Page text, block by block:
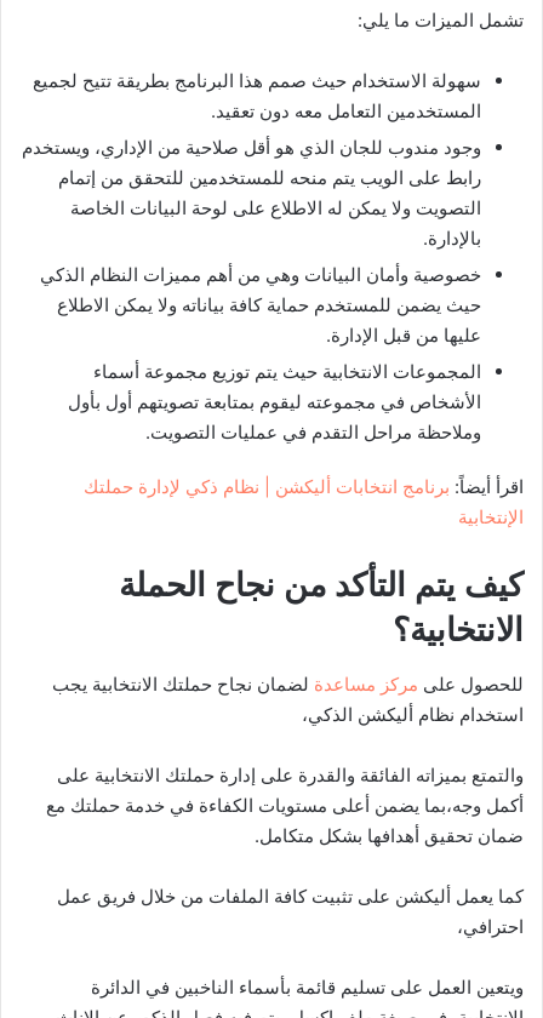
تشمل الميزات ما يلي:
سهولة الاستخدام حيث صمم هذا البرنامج بطريقة تتيح لجميع
المستخدمين التعامل معه دون تعقيد.
وجود مندوب للجان الذي هو أقل صلاحية من الإداري، ويستخدم
رابط على الويب يتم منحه للمستخدمين للتحقق من إتمام
التصويت ولا يمكن له الاطلاع على لوحة البيانات الخاصة
بالإدارة.
خصوصية وأمان البيانات وهي من أهم مميزات النظام الذكي
حيث يضمن للمستخدم حماية كافة بياناته ولا يمكن الاطلاع
عليها من قبل الإدارة.
المجموعات الانتخابية حيث يتم توزيع مجموعة أسماء
الأشخاص في مجموعته ليقوم بمتابعة تصويتهم أول بأول
وملاحظة مراحل التقدم في عمليات التصويت.
اقرأ أيضاً: برنامج انتخابات أليكشن | نظام ذكي لإدارة حملتك
الإنتخابية
كيف يتم التأكد من نجاح الحملة
الانتخابية؟
للحصول على مركز مساعدة لضمان نجاح حملتك الانتخابية يجب
استخدام نظام أليكشن الذكي،
والتمتع بميزاته الفائقة والقدرة على إدارة حملتك الانتخابية على
أكمل وجه،بما يضمن أعلى مستويات الكفاءة في خدمة حملتك مع
ضمان تحقيق أهدافها بشكل متكامل.
كما يعمل أليكشن على تثبيت كافة الملفات من خلال فريق عمل
احترافي،
ويتعين العمل على تسليم قائمة بأسماء الناخبين في الدائرة